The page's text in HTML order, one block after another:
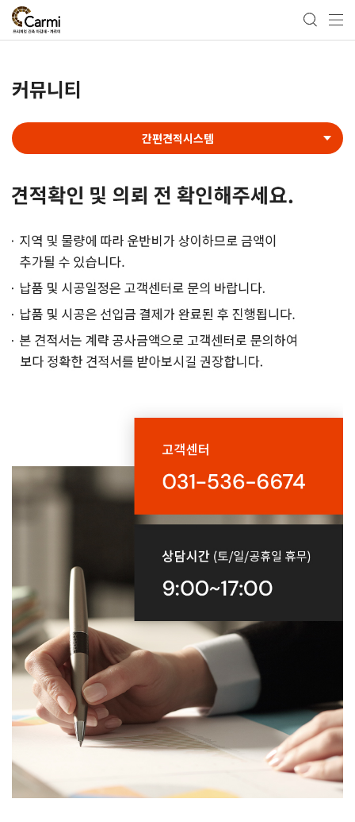
커뮤니티
간편견적시스템